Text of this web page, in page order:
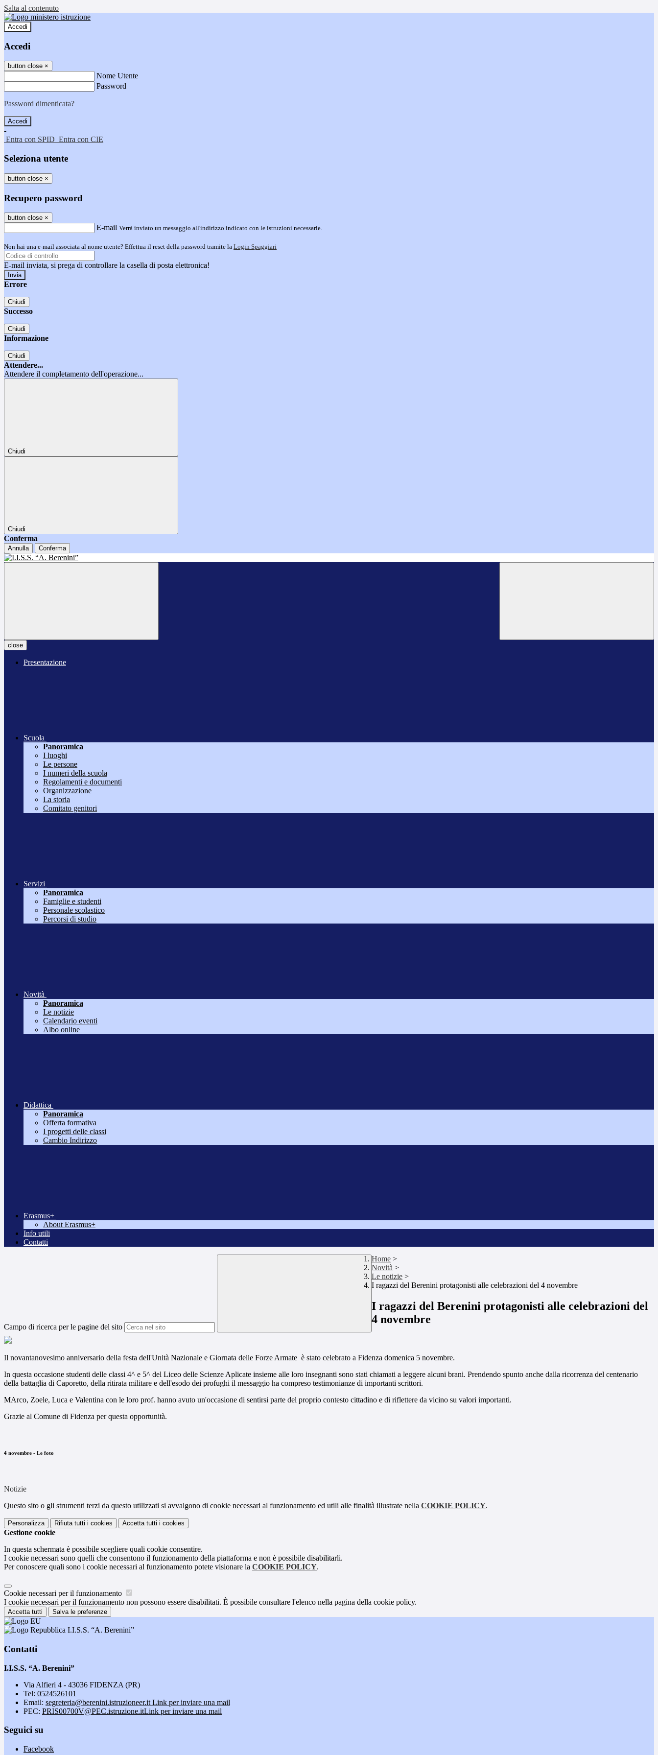
Salta al contenuto
Accedi
Accedi
button close ×
Nome Utente
Password
Password dimenticata?
-
Entra con SPID Entra con CIE
Seleziona utente
button close ×
Recupero password
button close ×
E-mail Verrà inviato un messaggio all'indirizzo indicato con le istruzioni necessarie.
Non hai una e-mail associata al nome utente? Effettua il reset della password tramite la Login Spaggiari
E-mail inviata, si prega di controllare la casella di posta elettronica!
Errore
Chiudi
Successo
Chiudi
Informazione
Chiudi
Attendere...
Attendere il completamento dell'operazione...
Chiudi
Chiudi
Conferma
Annulla Conferma
close
Presentazione
Scuola
Panoramica
I luoghi
Le persone
I numeri della scuola
Regolamenti e documenti
Organizzazione
La storia
Comitato genitori
Servizi
Panoramica
Famiglie e studenti
Personale scolastico
Percorsi di studio
Novità
Panoramica
Le notizie
Calendario eventi
Albo online
Didattica
Panoramica
Offerta formativa
I progetti delle classi
Cambio Indirizzo
Erasmus+
About Erasmus+
Info utili
Contatti
Campo di ricerca per le pagine del sito
Home >
Novità >
Le notizie >
I ragazzi del Berenini protagonisti alle celebrazioni del 4 novembre
I ragazzi del Berenini protagonisti alle celebrazioni del
4 novembre
Il novantanovesimo anniversario della festa dell'Unità Nazionale e Giornata delle Forze Armate è stato celebrato a Fidenza domenica 5 novembre.
In questa occasione studenti delle classi 4^ e 5^ del Liceo delle Scienze Aplicate insieme alle loro insegnanti sono stati chiamati a leggere alcuni brani. Prendendo spunto anche dalla ricorrenza del centenario
della battaglia di Caporetto, della ritirata militare e dell'esodo dei profughi il messaggio ha compreso testimonianze di importanti scrittori.
MArco, Zoele, Luca e Valentina con le loro prof. hanno avuto un'occasione di sentirsi parte del proprio contesto cittadino e di riflettere da vicino su valori importanti.
Grazie al Comune di Fidenza per questa opportunità.
4 novembre - Le foto
Notizie
Questo sito o gli strumenti terzi da questo utilizzati si avvalgono di cookie necessari al funzionamento ed utili alle finalità illustrate nella COOKIE POLICY.
Personalizza Rifiuta tutti i cookies Accetta tutti i cookies
Gestione cookie
In questa schermata è possibile scegliere quali cookie consentire.
I cookie necessari sono quelli che consentono il funzionamento della piattaforma e non è possibile disabilitarli.
Per conoscere quali sono i cookie necessari al funzionamento potete visionare la COOKIE POLICY.
Cookie necessari per il funzionamento
I cookie necessari per il funzionamento non possono essere disabilitati. È possibile consultare l'elenco nella pagina della cookie policy.
Accetta tutti Salva le preferenze
I.I.S.S. “A. Berenini”
Contatti
I.I.S.S. “A. Berenini”
Via Alfieri 4 - 43036 FIDENZA (PR)
Tel: 0524526101
Email: segreteria@berenini.istruzioneer.it Link per inviare una mail
PEC: PRIS00700V@PEC.istruzione.itLink per inviare una mail
Seguici su
Facebook